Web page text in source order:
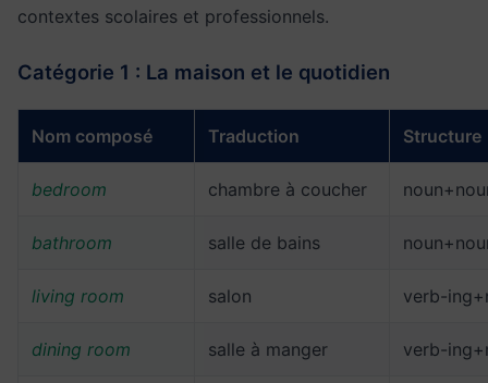
contextes scolaires et professionnels.
Catégorie 1 : La maison et le quotidien
Nom composé Traduction Structure
bedroom chambre à coucher
bathroom salle de bains
living room salon verb-
dining room salle à manger verb-